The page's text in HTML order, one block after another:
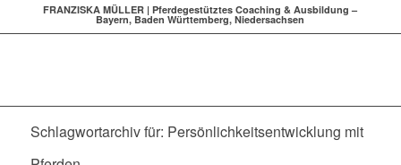
FRANZISKA MÜLLER | Pferdegestütztes Coaching & Ausbildung –
Bayern, Baden Württemberg, Niedersachsen
Schlagwortarchiv für: Persönlichkeitsentwicklung mit